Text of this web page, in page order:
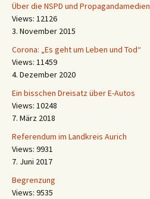
Über die NSPD und Propagandamedien
Views: 12126
3. November 2015
Corona: „Es geht um Leben und Tod“
Views: 11459
4. Dezember 2020
Ein bisschen Dreisatz über E-Autos
Views: 10248
7. März 2018
Referendum im Landkreis Aurich
Views: 9931
7. Juni 2017
Begrenzung
Views: 9535